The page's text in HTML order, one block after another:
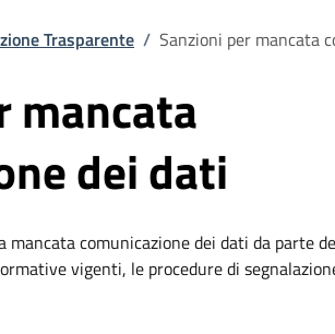
Trasparente / Sanzioni per mancata
mancata
dei dati
comunicazione dei dati da parte
vigenti, le procedure di